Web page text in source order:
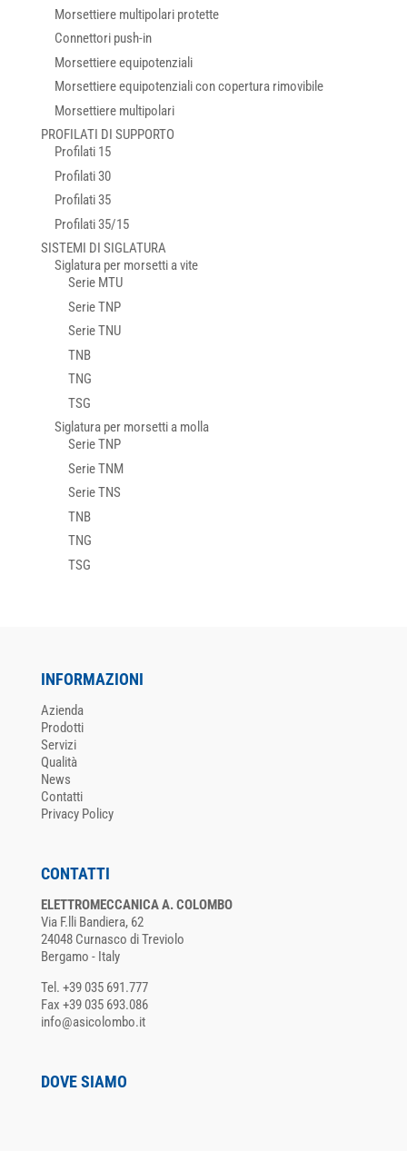
Morsettiere multipolari protette
Connettori push-in
Morsettiere equipotenziali
Morsettiere equipotenziali con copertura rimovibile
Morsettiere multipolari
PROFILATI DI SUPPORTO
Profilati 15
Profilati 30
Profilati 35
Profilati 35/15
SISTEMI DI SIGLATURA
Siglatura per morsetti a vite
Serie MTU
Serie TNP
Serie TNU
TNB
TNG
TSG
Siglatura per morsetti a molla
Serie TNP
Serie TNM
Serie TNS
TNB
TNG
TSG
INFORMAZIONI
Azienda
Prodotti
Servizi
Qualità
News
Contatti
Privacy Policy
CONTATTI
ELETTROMECCANICA A. COLOMBO
Via F.lli Bandiera, 62
24048 Curnasco di Treviolo
Bergamo - Italy
Tel. +39 035 691.777
Fax +39 035 693.086
info@asicolombo.it
DOVE SIAMO